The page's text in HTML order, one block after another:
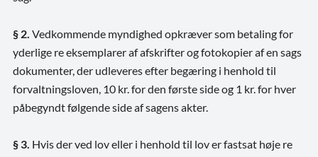
§ 2. Vedkommende myndighed opkræver som betaling for
yderlige re eksemplarer af afskrifter og fotokopier af en sags
dokumenter, der udleveres efter begæring i henhold til
forvaltningsloven, 10 kr. for den første side og 1 kr. for hver
påbegyndt følgende side af sagens akter.
§ 3. Hvis der ved lov eller i henhold til lov er fastsat høje re